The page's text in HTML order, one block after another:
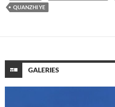
QUANZHI YE
GALERIES